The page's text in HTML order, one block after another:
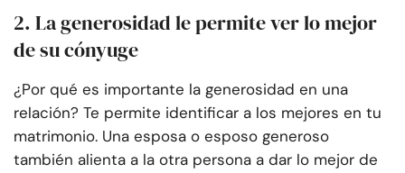
2. La generosidad le permite ver lo mejor
de su cónyuge
¿Por qué es importante la generosidad en una
relación? Te permite identificar a los mejores en tu
matrimonio. Una esposa o esposo generoso
también alienta a la otra persona a dar lo mejor de